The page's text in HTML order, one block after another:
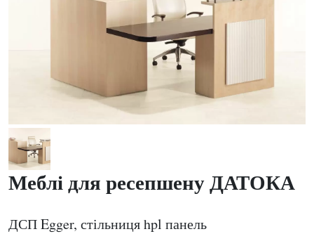
Меблі для ресепшену ДАТОКА
ДСП Egger, стільниця hpl панель